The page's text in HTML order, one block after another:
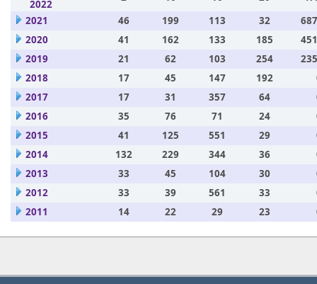
2022
2021
46 199 113 32
2020
41 162 133 185
2019
21 62 103 254
2018
17 45 147 192
2017
17 31 357 64
2016
35 76 71 24
2015
41 125 551 29
2014
132 229 344 36
2013
33 45 104 30
2012
33 39 561 33
2011
14 22 29 23